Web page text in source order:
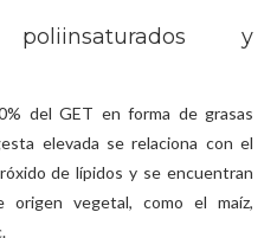
y
del GET en forma de grasas
elevada se relaciona con el
de lípidos y se encuentran
origen vegetal, como el maíz,